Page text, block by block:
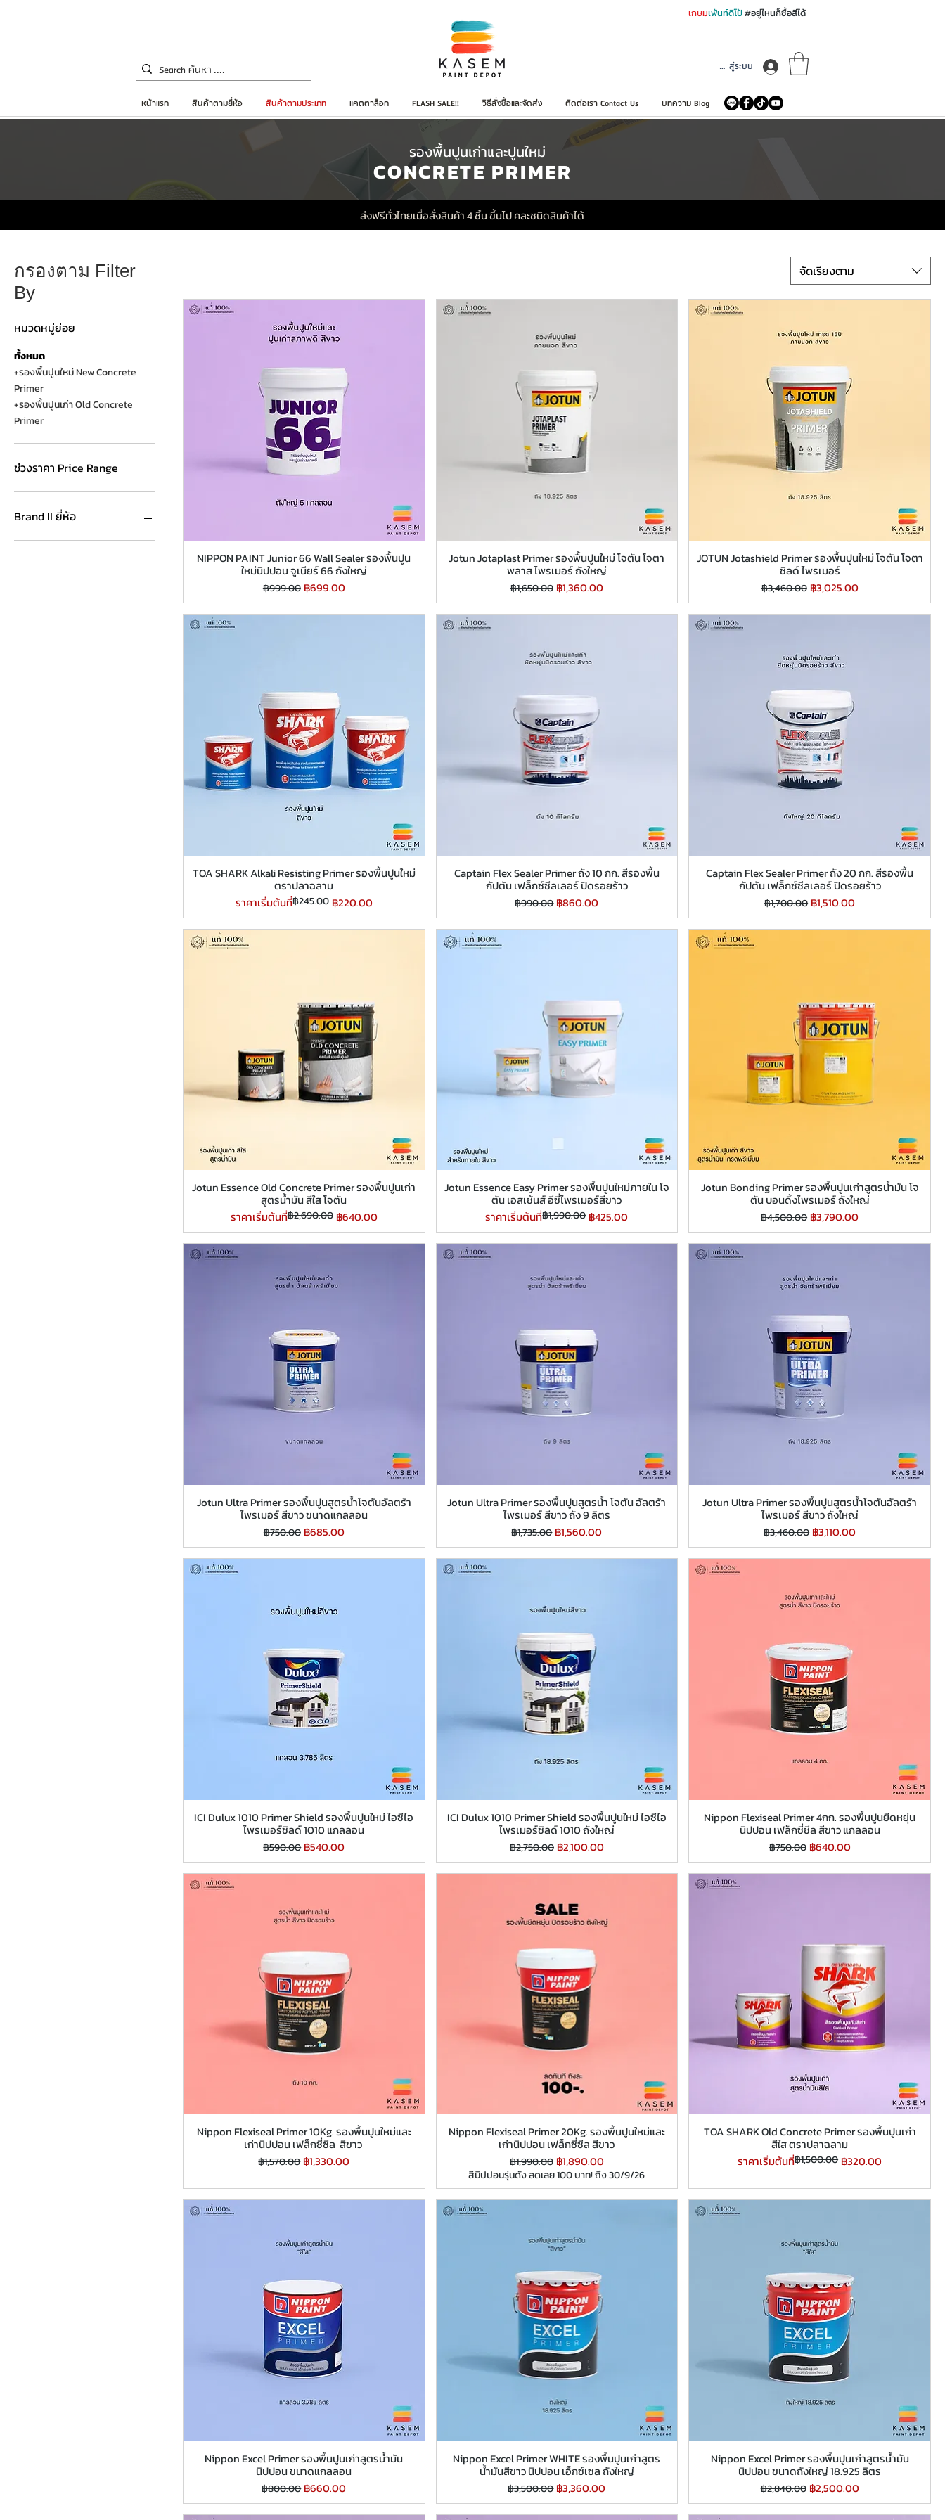
เกษมเพ้นท์ดีโป้#อยู่ไหนก็ซื้อสีได้
เข้าสู่ระบบ
หน้าแรก สินค้าตามยี่ห้อ สินค้าตามประเภท แคตตาล็อก FLASH SALE!! วิธีสั่งซื้อและจัดส่ง ติดต่อเรา Contact Us บทความ Blog
CONCRETE PRIMER
รองพื้นปูนเก่าและปูนใหม่
ส่งฟรีทั่วไทยเมื่อสั่งสินค้า 4 ชิ้น ขึ้นไป คละชนิดสินค้าได้
กรองตาม Filter
By
หมวดหมู่ย่อย
ทั้งหมด
+รองพื้นปูนใหม่ New Concrete
Primer
+รองพื้นปูนเก่า Old Concrete
Primer
ช่วงราคา Price Range
฿220
Brand II ยี่ห้อ
Captain Paint สีกัปตัน
จัดเรียงตาม
NIPPON PAINT Junior 66 Wall Sealer รองพื้นปูน
ใหม่นิปปอน จูเนียร์ 66 ถังใหญ่
ราคาปกติ
฿999.00 ราคาขายลด
฿699.00
Jotun Jotaplast Primer รองพื้นปูนใหม่ โจตัน โจตา
พลาส ไพรเมอร์ ถังใหญ่
ราคาปกติ
฿1,650.00 ราคาขายลด
฿1,360.00
JOTUN Jotashield Primer รองพื้นปูนใหม่ โจตัน โจตา
ชิลด์ ไพรเมอร์
ราคาปกติ
฿3,460.00 ราคาขายลด
฿3,025.00
TOA SHARK Alkali Resisting Primer รองพื้นปูนใหม่
ตราปลาฉลาม
ราคาเริ่มต้นที่
ราคาปกติ ฿245.00 ฿220.00
ราคาขายลด
Captain Flex Sealer Primer ถัง 10 กก. สีรองพื้น
กัปตัน เฟล็กซ์ซีลเลอร์ ปิดรอยร้าว
ราคาปกติ
฿990.00 ราคาขายลด
฿860.00
Captain Flex Sealer Primer ถัง 20 กก. สีรองพื้น
กัปตัน เฟล็กซ์ซีลเลอร์ ปิดรอยร้าว
ราคาปกติ
฿1,700.00 ราคาขายลด
฿1,510.00
Jotun Essence Old Concrete Primer รองพื้นปูนเก่า
สูตรน้ำมัน สีใส โจตัน
ราคาเริ่มต้นที่
ราคาปกติ ฿2,690.00 ฿640.00
ราคาขายลด
Jotun Essence Easy Primer รองพื้นปูนใหม่ภายใน โจ
ตัน เอสเซ้นส์ อีซี่ไพรเมอร์สีขาว
ราคาเริ่มต้นที่
ราคาปกติ ฿1,990.00 ฿425.00
ราคาขายลด
Jotun Bonding Primer รองพื้นปูนเก่าสูตรน้ำมัน โจ
ตัน บอนดิ้งไพรเมอร์ ถังใหญ่
ราคาปกติ
฿4,500.00 ราคาขายลด
฿3,790.00
Jotun Ultra Primer รองพื้นปูนสูตรน้ำโจตันอัลตร้า
ไพรเมอร์ สีขาว ขนาดแกลลอน
ราคาปกติ
฿750.00 ราคาขายลด
฿685.00
Jotun Ultra Primer รองพื้นปูนสูตรน้ำ โจตัน อัลตร้า
ไพรเมอร์ สีขาว ถัง 9 ลิตร
ราคาปกติ
฿1,735.00 ราคาขายลด
฿1,560.00
Jotun Ultra Primer รองพื้นปูนสูตรน้ำโจตันอัลตร้า
ไพรเมอร์ สีขาว ถังใหญ่
ราคาปกติ
฿3,460.00 ราคาขายลด
฿3,110.00
ICI Dulux 1010 Primer Shield รองพื้นปูนใหม่ ไอซีไอ
ไพรเมอร์ชิลด์ 1010 แกลลอน
ราคาปกติ
฿590.00 ราคาขายลด
฿540.00
ICI Dulux 1010 Primer Shield รองพื้นปูนใหม่ ไอซีไอ
ไพรเมอร์ชิลด์ 1010 ถังใหญ่
ราคาปกติ
฿2,750.00 ราคาขายลด
฿2,100.00
Nippon Flexiseal Primer 4กก. รองพื้นปูนยืดหยุ่น
นิปปอน เฟล็กซี่ซีล สีขาว แกลลอน
ราคาปกติ
฿750.00 ราคาขายลด
฿640.00
Nippon Flexiseal Primer 10Kg. รองพื้นปูนใหม่และ
เก่านิปปอน เฟล็กซี่ซีล สีขาว
ราคาปกติ
฿1,570.00 ราคาขายลด
฿1,330.00
Nippon Flexiseal Primer 20Kg. รองพื้นปูนใหม่และ
เก่านิปปอน เฟล็กซี่ซีล สีขาว
ราคาปกติ
฿1,990.00 ราคาขายลด
฿1,890.00
สีนิปปอนรุ่นดัง ลดเลย 100 บาท! ถึง 30/9/26
TOA SHARK Old Concrete Primer รองพื้นปูนเก่า
สีใส ตราปลาฉลาม
ราคาเริ่มต้นที่
ราคาปกติ ฿1,500.00 ฿320.00
ราคาขายลด
Nippon Excel Primer รองพื้นปูนเก่าสูตรน้ำมัน
นิปปอน ขนาดแกลลอน
ราคาปกติ
฿800.00 ราคาขายลด
฿660.00
Nippon Excel Primer WHITE รองพื้นปูนเก่าสูตร
น้ำมันสีขาว นิปปอน เอ็กซ์เซล ถังใหญ่
ราคาปกติ
฿3,500.00 ราคาขายลด
฿3,360.00
Nippon Excel Primer รองพื้นปูนเก่าสูตรน้ำมัน
นิปปอน ขนาดถังใหญ่ 18.925 ลิตร
ราคาปกติ
฿2,840.00 ราคาขายลด
฿2,500.00